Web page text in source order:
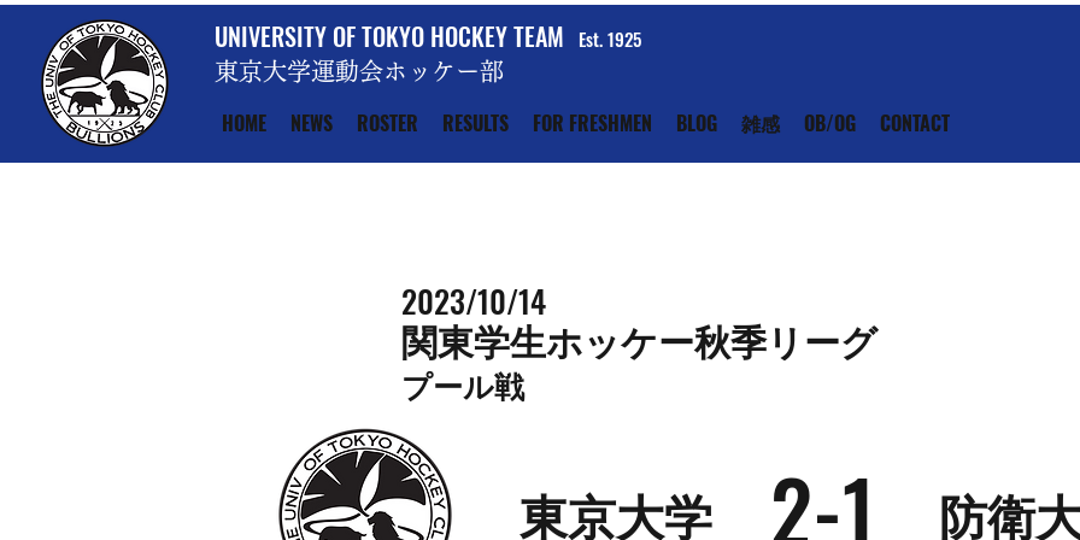
UNIVERSITY OF TOKYO HOCKEY TEAM
東京大学運動会ホッケー部
Est. 1925
HOME NEWS ROSTER RESULTS FOR FRESHMEN BLOG 雑感 OB/OG CONTACT
2023/10/14
関東学生ホッケー秋季リーグ
プール戦
東京大学 2-1 防衛